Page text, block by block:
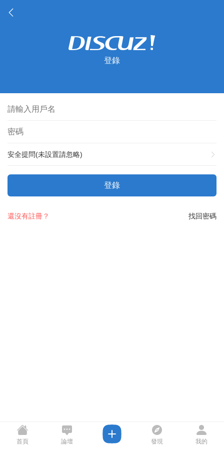
登錄
安全提問(未設置請忽略)
登錄
找回密碼
還沒有註冊？
首頁 論壇 發現 我的